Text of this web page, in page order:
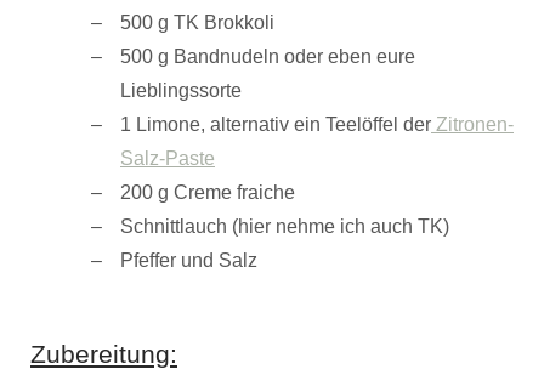
500 g TK Brokkoli
500 g Bandnudeln oder eben eure
Lieblingssorte
1 Limone, alternativ ein Teelöffel der Zitronen-
Salz-Paste
200 g Creme fraiche
Schnittlauch (hier nehme ich auch TK)
Pfeffer und Salz
Zubereitung: